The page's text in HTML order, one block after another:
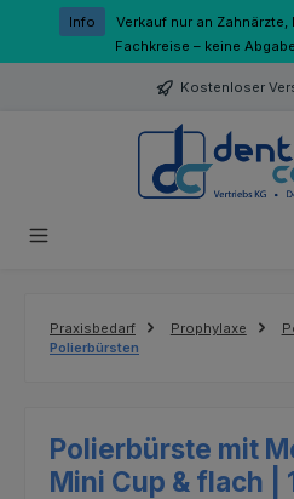
Zum Hauptinhalt springen
Info
Verkauf nur an
Fachkreise – keine
Kostenloser
Praxisbedarf Prophylaxe
Polierbürsten
Polierbürste mit
Mini Cup & flach |